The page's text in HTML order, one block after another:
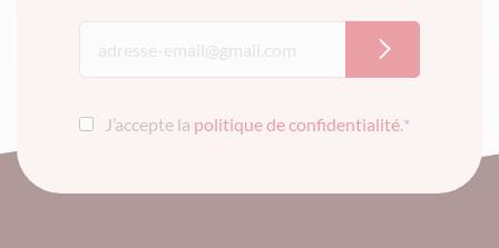
J’accepte la politique de confidentialité.*